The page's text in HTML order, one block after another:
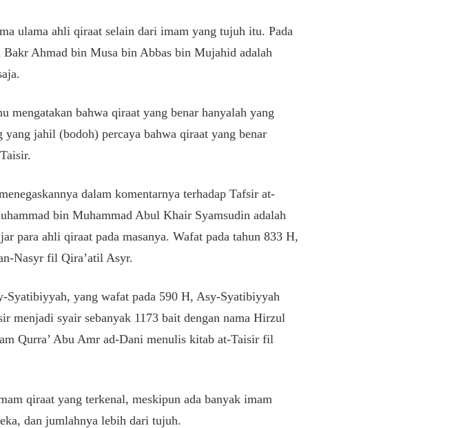
ulama ahli qiraat selain dari imam yang tujuh itu. Pada
Ahmad bin Musa bin Abbas bin Mujahid adalah
mengatakan bahwa qiraat yang benar hanyalah yang
jahil (bodoh) percaya bahwa qiraat yang benar
dalam komentarnya terhadap Tafsir at-
bin Muhammad Abul Khair Syamsudin adalah
para ahli qiraat pada masanya. Wafat pada tahun 833 H,
Nasyr fil Qira’atil Asyr.
Syatibiyyah, yang wafat pada 590 H, Asy-Syatibiyyah
menjadi syair sebanyak 1173 bait dengan nama Hirzul
Qurra’ Abu Amr ad-Dani menulis kitab at-Taisir fil
qiraat yang terkenal, meskipun ada banyak imam
dan jumlahnya lebih dari tujuh.